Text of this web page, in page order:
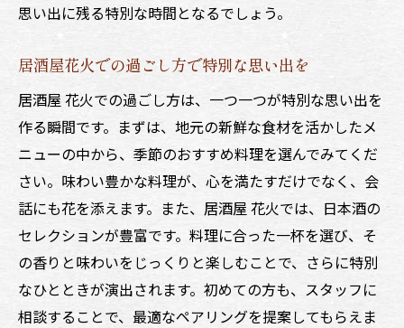
思い出に残る特別な時間となるでしょう。
居酒屋花火での過ごし方で特別な思い出を
居酒屋 花火での過ごし方は、一つ一つが特別な思い出を
作る瞬間です。まずは、地元の新鮮な食材を活かしたメ
ニューの中から、季節のおすすめ料理を選んでみてくだ
さい。味わい豊かな料理が、心を満たすだけでなく、会
話にも花を添えます。また、居酒屋 花火では、日本酒の
セレクションが豊富です。料理に合った一杯を選び、そ
の香りと味わいをじっくりと楽しむことで、さらに特別
なひとときが演出されます。初めての方も、スタッフに
相談することで、最適なペアリングを提案してもらえま